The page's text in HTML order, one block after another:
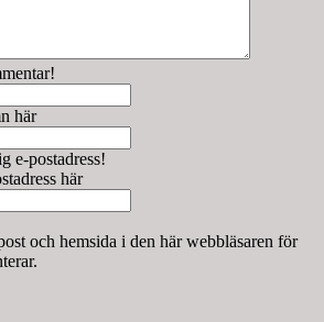
här
e-postadress!
här
och hemsida i den här webbläsaren för